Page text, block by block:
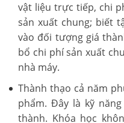
vật liệu trực tiếp, chi
sản xuất chung; biết
vào đối tượng giá
bổ chi phí sản xuất
nhà máy.
Thành thạo cả năm
phẩm. Đây là kỹ
thành. Khóa học